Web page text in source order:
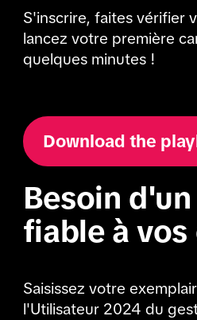
S'inscrire, faites vérifier
lancez votre première
quelques minutes !
Download the
Besoin
fiable à vos
Saisissez votre
l'Utilisateur 2024 du